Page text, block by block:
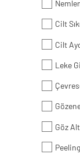
Cilt
Cilt
Leke
Göz